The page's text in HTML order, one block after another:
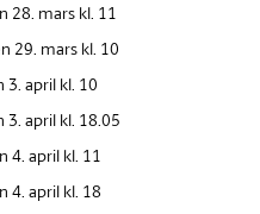
28. mars kl. 11
29. mars kl. 10
april kl. 10
april kl. 18.05
4. april kl. 11
4. april kl. 18